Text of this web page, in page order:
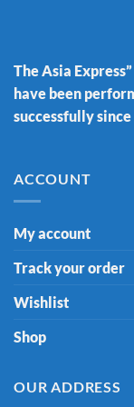
The Asia
have been
successfully
ACCOUNT
My account
Track your order
Wishlist
Shop
OUR ADDRESS